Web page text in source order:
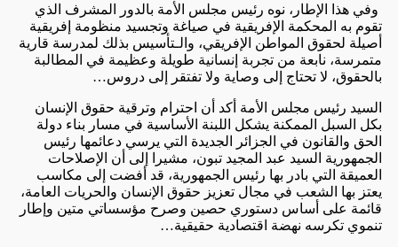
وفي هذا الإطار، نوه رئيس مجلس الأمة بالدور المشرف الذي
تقوم به المحكمة الإفريقية في صياغة وتجسيد منظومة إفريقية
أصيلة لحقوق المواطن الإفريقي، والـتأسيس بذلك لمدرسة قارية
متمرسة، نابعة من تجربة إنسانية طويلة وعظيمة في المطالبة
بالحقوق، لا تحتاج إلى وصاية ولا تفتقر إلى دروس…
السيد رئيس مجلس الأمة أكد أن احترام وترقية حقوق الإنسان
بكل السبل الممكنة يشكل اللبنة الأساسية في مسار بناء دولة
الحق والقانون في الجزائر الجديدة التي يرسي دعائمها رئيس
الجمهورية السيد عبد المجيد تبون، مشيرا إلى أن الإصلاحات
العميقة التي بادر بها رئيس الجمهورية، قد أفضت إلى مكاسب
يعتز بها الشعب في مجال تعزيز حقوق الإنسان والحريات العامة،
قائمة على أساس دستوري حصين وصرح مؤسساتي متين وإطار
تنموي تكرسه نهضة اقتصادية حقيقية…